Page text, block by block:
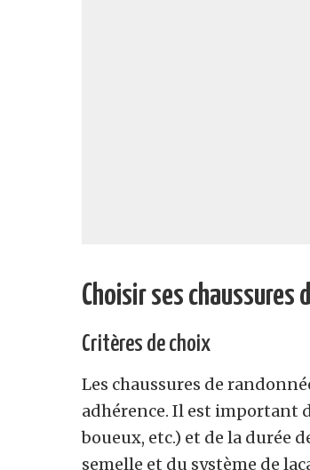
Choisir ses chaussures
Critères de choix
Les chaussures de
adhérence. Il est important
boueux, etc.) et de la durée
semelle et du système de